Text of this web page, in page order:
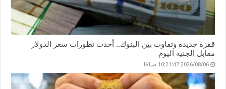
قفزة جديدة وتفاوت بين البنوك.. أحدث تطورات سعر الدولار
مقابل الجنيه اليوم
2026/08/06 10:21:47 صباحًا